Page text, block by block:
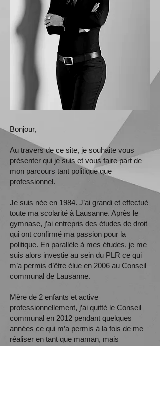
Bonjour,
Au travers de ce site, je souhaite vous
présenter qui je suis et vous faire part de
mon parcours tant politique que
professionnel.
Je suis née en 1984. J’ai grandi et effectué
toute ma scolarité à Lausanne. Après le
gymnase, j’ai entrepris des études de droit
qui ont confirmé ma passion pour la
politique. En parallèle à mes études, je me
suis alors investie au sein du PLR ce qui
m’a permis d’être élue en 2006 au Conseil
communal de Lausanne.
Mère de 2 enfants et active
professionnellement, j’ai quitté le Conseil
communal en 2012 pendant quelques
années ce qui m’a permis à la fois de me
réaliser en tant que maman, mais